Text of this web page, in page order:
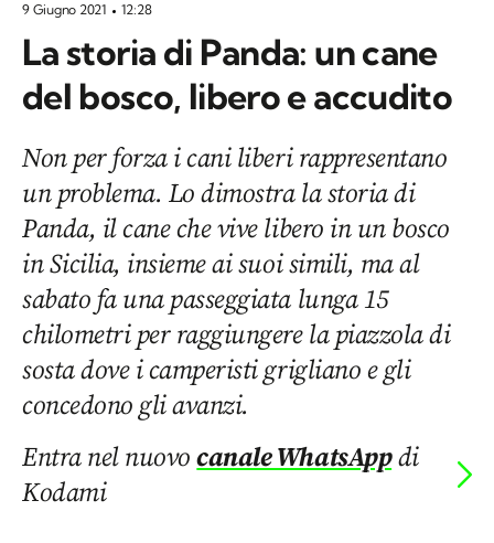
9 Giugno 2021 12:28
La storia di Panda: un cane
del bosco, libero e accudito
Non per forza i cani liberi rappresentano
un problema. Lo dimostra la storia di
Panda, il cane che vive libero in un bosco
in Sicilia, insieme ai suoi simili, ma al
sabato fa una passeggiata lunga 15
chilometri per raggiungere la piazzola di
sosta dove i camperisti grigliano e gli
concedono gli avanzi.
Entra nel nuovocanale WhatsAppdi
Kodami